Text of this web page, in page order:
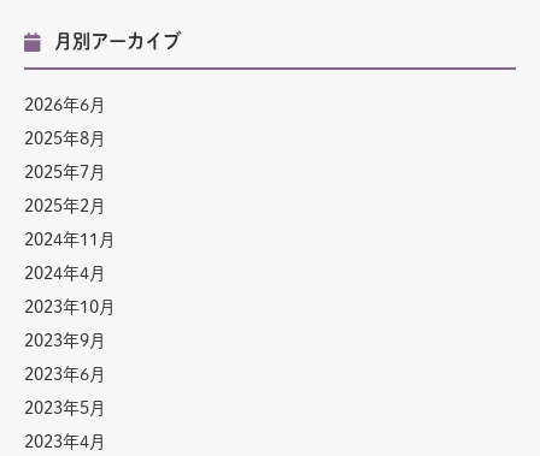
月別アーカイブ
2026年6月
2025年8月
2025年7月
2025年2月
2024年11月
2024年4月
2023年10月
2023年9月
2023年6月
2023年5月
2023年4月